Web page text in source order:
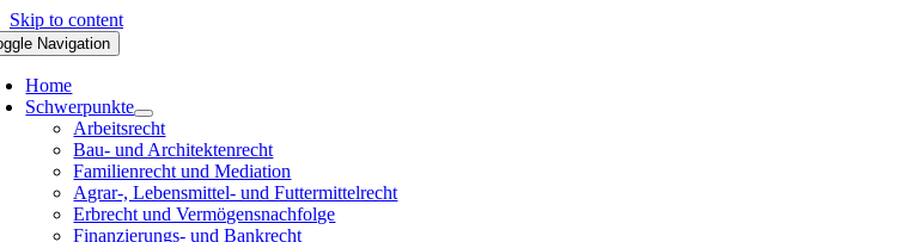
Skip to content
Navigation
Home
Schwerpunkte
Arbeitsrecht
Bau- und Architektenrecht
Familienrecht und Mediation
Agrar-, Lebensmittel- und Futtermittelrecht
Erbrecht und Vermögensnachfolge
Finanzierungs- und Bankrecht